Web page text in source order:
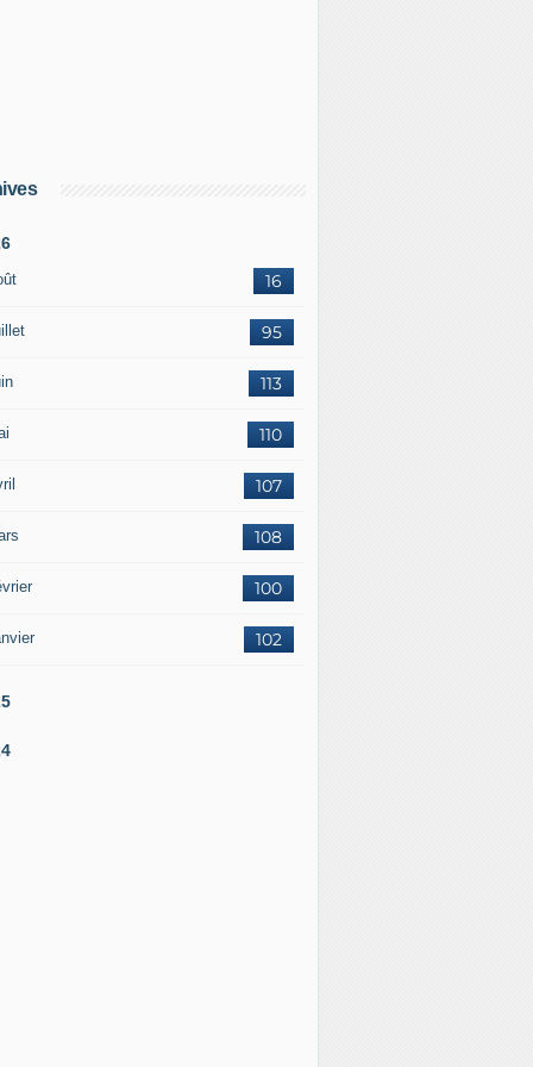
16
95
113
110
107
108
100
102